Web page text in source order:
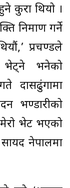
कुरा थियो ।
निर्माण गर्ने
प्रचण्डले
भेट्ने भनेको
दासढुंगामा
भण्डारीको
भेट भएको
नेपालमा